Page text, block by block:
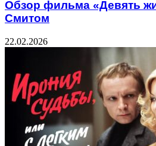
Обзор фильма «Девять
Смитом
22.02.2026